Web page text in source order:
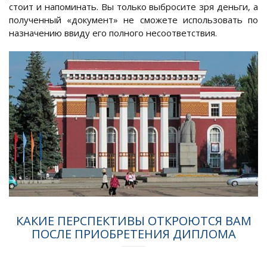
стоит и напоминать. Вы только выбросите зря деньги, а
полученный «документ» не сможете использовать по
назначению ввиду его полного несоответствия.
КАКИЕ ПЕРСПЕКТИВЫ ОТКРОЮТСЯ ВАМ
ПОСЛЕ ПРИОБРЕТЕНИЯ ДИПЛОМА